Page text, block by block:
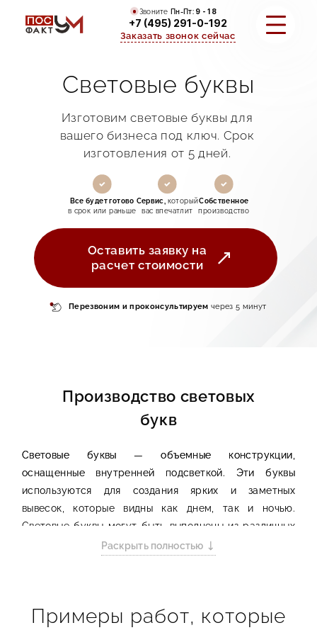
Звоните Пн-Пт: 9 - 18
+7 (495) 291-0-192
Заказать звонок сейчас
УСЛУГИ
ПОРТФОЛИО
О КОМПАНИИ
КОНТАКТЫ
Световые буквы
Изготовим световые буквы для
вашего бизнеса под ключ. Срок
изготовления от 5 дней.
Все будет готово
в срок или раньше
Сервис, который
вас впечатлит
Собственное
производство
Оставить заявку на
расчет стоимости
Перезвоним и проконсультируем через 5 минут
Производство световых
букв
Световые буквы — объемные конструкции,
оснащенные внутренней подсветкой. Эти буквы
используются для создания ярких и заметных
вывесок, которые видны как днем, так и ночью.
Световые буквы могут быть выполнены из различных
материалов, таких как акрил, металл и пластик, и
Преимущества световых букв
Раскрыть полностью
Примеры работ, которые